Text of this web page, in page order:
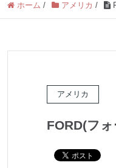
ホーム / アメリカ /
アメリカ
FORD(フ